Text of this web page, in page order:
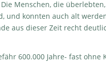
Menschen, die
und konnten auch alt
aus dieser Zeit recht
600.000 Jahre- fast